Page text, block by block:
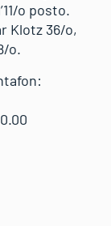
o posto.
Klotz 36/o,
o.